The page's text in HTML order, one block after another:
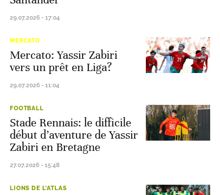
29.07.2026 - 17:04
MERCATO
Mercato: Yassir Zabiri
vers un prêt en Liga?
29.07.2026 - 11:04
FOOTBALL
Stade Rennais: le difficile
début d’aventure de Yassir
Zabiri en Bretagne
27.07.2026 - 15:48
LIONS DE L'ATLAS